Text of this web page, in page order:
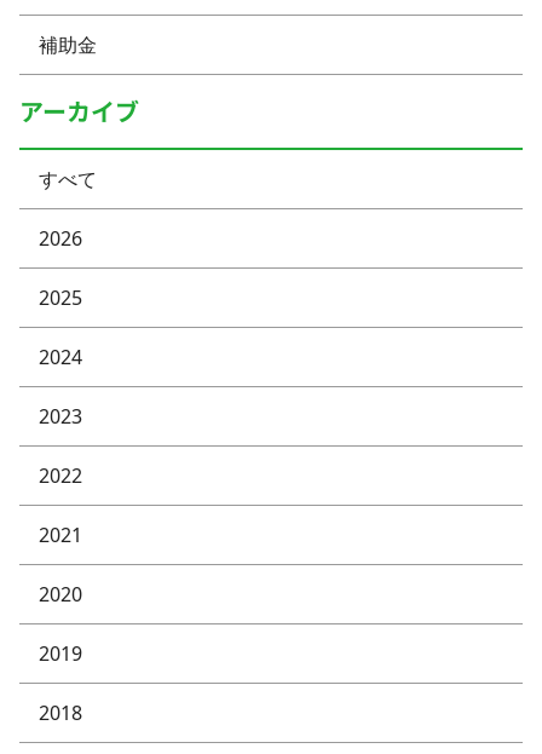
補助金
アーカイブ
すべて
2026
2025
2024
2023
2022
2021
2020
2019
2018